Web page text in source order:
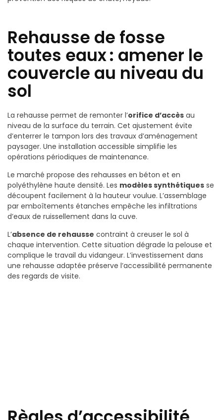
Rehausse de fosse
toutes eaux: amener le
couvercle au niveau du
sol
La rehausse permet de remonter l’orifice d’accès au
niveau de la surface du terrain. Cet ajustement évite
d’enterrer le tampon lors des travaux d’aménagement
paysager. Une installation accessible simplifie les
opérations périodiques de maintenance.
Le marché propose des rehausses en béton et en
polyéthylène haute densité. Les modèles synthétiques se
découpent facilement à la hauteur voulue. L’assemblage
par emboîtements étanches empêche les infiltrations
d’eaux de ruissellement dans la cuve.
L’absence de rehausse contraint à creuser le sol à
chaque intervention. Cette situation dégrade la pelouse et
complique le travail du vidangeur. L’investissement dans
une rehausse adaptée préserve l’accessibilité permanente
des regards de visite.